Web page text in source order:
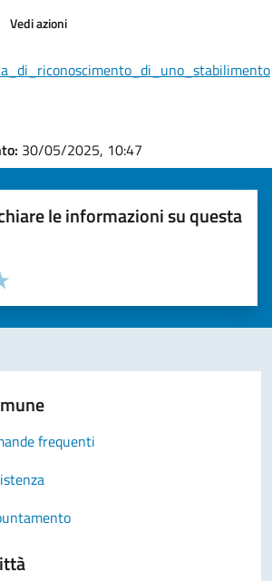
Vedi azioni
30/05/2025, 10:47
le informazioni su questa
informazioni (da 1 a 5 stelle)
di stelle per valutare la chiarezza delle
5 stelle su 5
4 stelle su 5
su 5
su 5
5
frequenti